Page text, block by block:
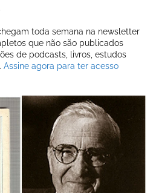
toda semana na newsletter
que não são publicados
de podcasts, livros, estudos
Assine agora para ter acesso